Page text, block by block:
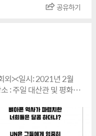
공유하기
외><일시: 2021년 2월
: 주일 대산관 및 평화의
에서 일본군 위안부 피
하버드대 로스쿨 교